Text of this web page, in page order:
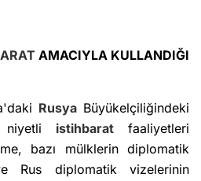
AMACIYLA KULLANDIĞI
RusyaBüyükelçiliğindeki
niyetli istihbaratfaaliyetleri
bazı mülklerin diplomatik
Rus diplomatik vizelerinin